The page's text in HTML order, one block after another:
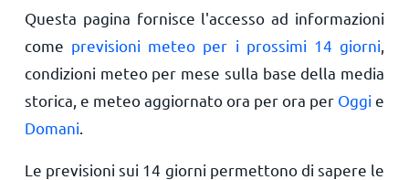
Questa pagina fornisce l'accesso ad informazioni
come previsioni meteo per i prossimi 14 giorni
condizioni meteo per mese sulla base della media
storica, e meteo aggiornato ora per ora per Oggi e
Domani
Le previsioni sui 14 giorni permettono di sapere le